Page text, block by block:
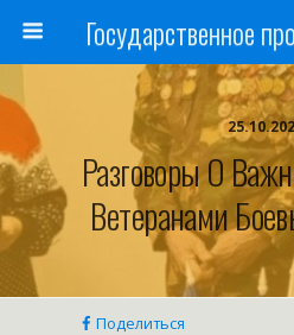
Разговоры О
Ветеранами
Поделиться